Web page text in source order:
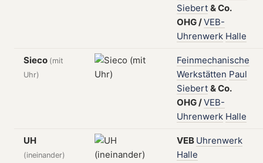
Siebert &Co.
OHG/VEB-
Uhrenwerk Halle
Sieco (mit
Uhr)
Feinmechanische
Werkstätten Paul
Siebert &Co.
OHG/VEB-
Uhrenwerk Halle
UH
(ineinander)
VEB Uhrenwerk
Halle